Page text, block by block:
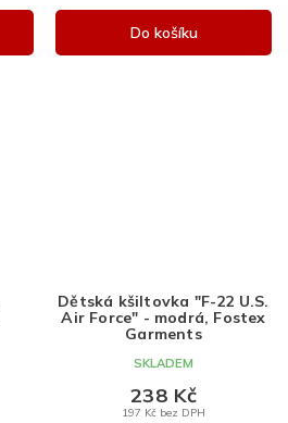
Do košíku
Dětská kšiltovka "F-22 U.S.
Air Force" - modrá, Fostex
Garments
SKLADEM
197 Kč bez DPH
238 Kč